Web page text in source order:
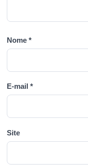
Nome *
E-mail *
Site